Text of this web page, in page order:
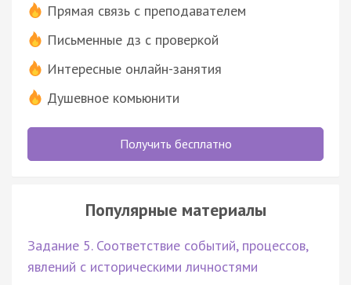
Прямая связь с преподавателем
Письменные дз с проверкой
Интересные онлайн-занятия
Душевное комьюнити
Получить бесплатно
Популярные материалы
Задание 5. Соответствие событий, процессов,
явлений с историческими личностями